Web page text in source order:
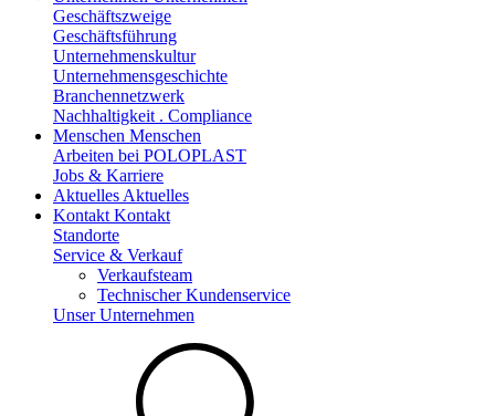
Geschäftszweige
Geschäftsführung
Unternehmenskultur
Unternehmensgeschichte
Branchennetzwerk
Nachhaltigkeit . Compliance
Menschen Menschen
Arbeiten bei POLOPLAST
Jobs & Karriere
Aktuelles Aktuelles
Kontakt Kontakt
Standorte
Service & Verkauf
Verkaufsteam
Technischer Kundenservice
Unser Unternehmen